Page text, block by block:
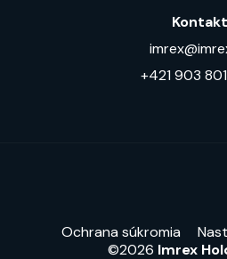
Kontakt
+421 903
Ochrana súkromia
©2026 Imrex